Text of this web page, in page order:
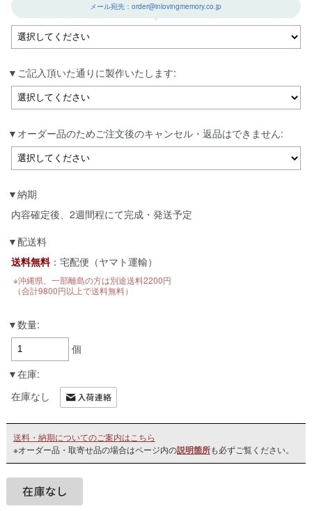
メール宛先：order@inlovingmemory.co.jp
ご記入頂いた通りに製作いたします:
オーダー品のためご注文後のキャンセル・返品はできません:
納期
内容確定後、2週間程にて完成・発送予定
配送料
送料無料：宅配便（ヤマト運輸）
※沖縄県、一部離島の方は別途送料2200円
（合計9800円以上で送料無料）
数量:
個
在庫:
在庫なし
送料・納期についてのご案内はこちら
※オーダー品・取寄せ品の場合はページ内の説明箇所も必ずご覧ください。